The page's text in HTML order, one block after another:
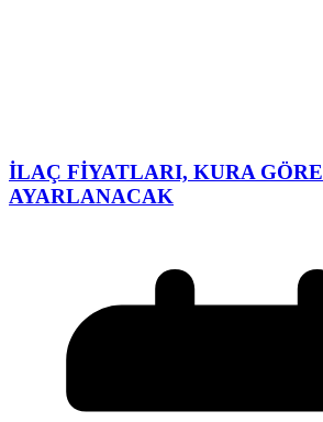
İLAÇ FİYATLARI, KURA GÖRE
AYARLANACAK